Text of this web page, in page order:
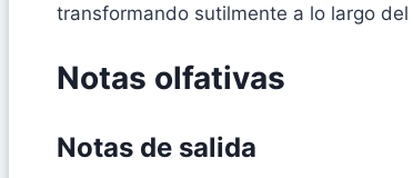
transformando sutilmente a lo largo
Notas olfativas
Notas de salida